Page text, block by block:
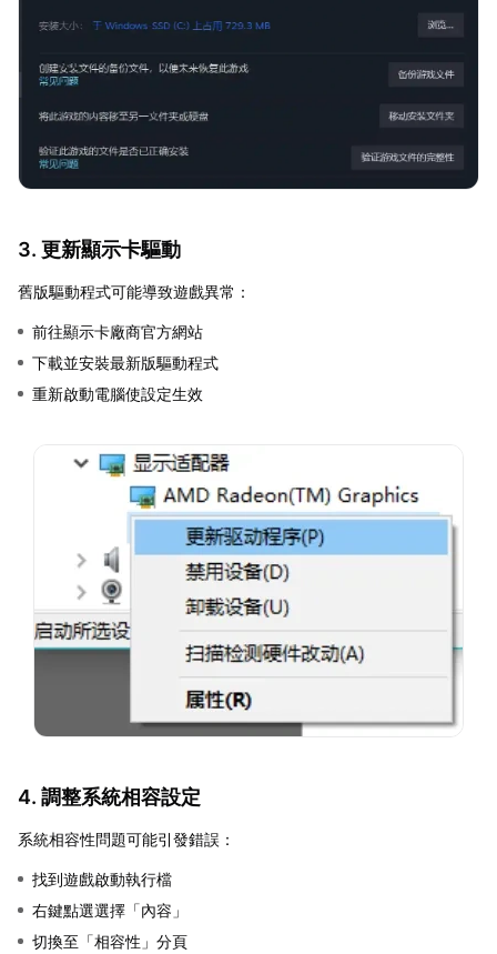
3. 更新顯示卡驅動
舊版驅動程式可能導致遊戲異常：
前往顯示卡廠商官方網站
下載並安裝最新版驅動程式
重新啟動電腦使設定生效
4. 調整系統相容設定
系統相容性問題可能引發錯誤：
找到遊戲啟動執行檔
右鍵點選選擇「內容」
切換至「相容性」分頁